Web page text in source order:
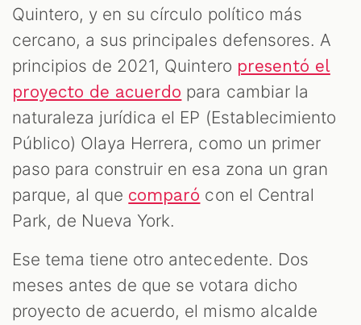
Quintero, y en su círculo político más
cercano, a sus principales defensores. A
principios de 2021, Quintero presentó el
proyecto de acuerdo para cambiar la
naturaleza jurídica el EP (Establecimiento
Público) Olaya Herrera, como un primer
paso para construir en esa zona un gran
parque, al que comparó con el Central
Park, de Nueva York.
Ese tema tiene otro antecedente. Dos
meses antes de que se votara dicho
proyecto de acuerdo, el mismo alcalde